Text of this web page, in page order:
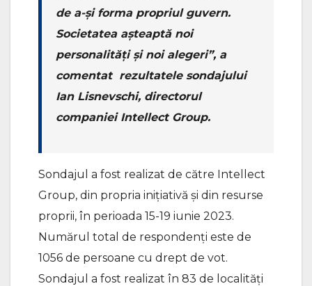
de a-și forma propriul guvern.
Societatea așteaptă noi
personalități și noi alegeri”, a
comentat rezultatele sondajului
Ian Lisnevschi, directorul
companiei Intellect Group.
Sondajul a fost realizat de către Intellect
Group, din propria inițiativă și din resurse
proprii, în perioada 15-19 iunie 2023.
Numărul total de respondenți este de
1056 de persoane cu drept de vot.
Sondajul a fost realizat în 83 de localități